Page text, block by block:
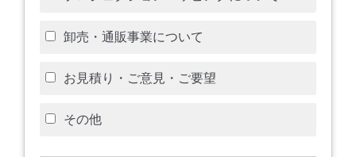
卸売・通販事業について
お見積り・ご意見・ご要望
その他